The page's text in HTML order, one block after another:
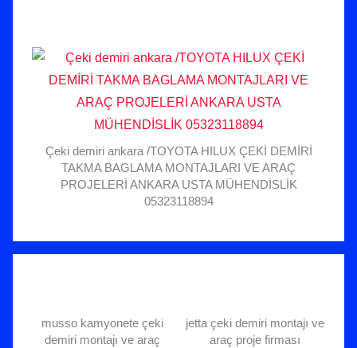
Çeki demiri ankara /TOYOTA HILUX ÇEKİ DEMİRİ
TAKMA BAGLAMA MONTAJLARI VE ARAÇ
PROJELERİ ANKARA USTA MÜHENDİSLİK
05323118894
musso kamyonete çeki
demiri montajı ve araç
jetta çeki demiri montajı ve
araç proje firması